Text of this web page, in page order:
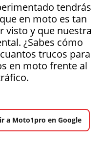
tendrás
en moto es tan
visto y que nuestra
¿Sabes cómo
trucos para
en moto frente al
a Moto1pro en Google